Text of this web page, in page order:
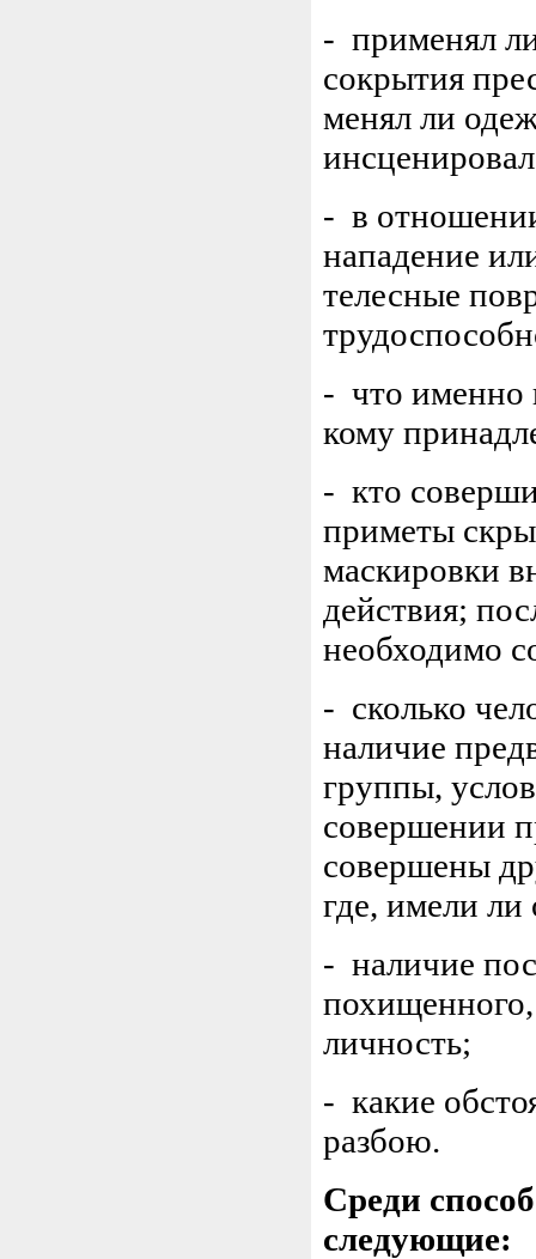
- применял
сокрытия
менял ли
- в
нападение
телесные
- что именно
кому
- кто
приметы
маскировки
действия;
необходимо
- сколько
наличие
группы,
совершении
совершены
где, имели
- наличие
личность;
- какие
разбою.
Среди
следующие: